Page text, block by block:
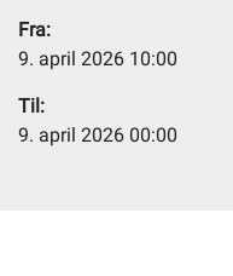
Vedtægter
Fra:
9. april 2026 10:00
Til:
9. april 2026 00:00